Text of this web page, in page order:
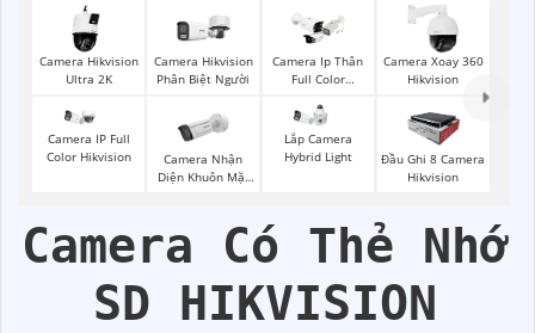
Camera Hikvision
Ultra 2K
Camera Hikvision
Phân Biệt Người
Camera Ip Thân
Full Color
Camera Xoay 360
Hikvision
Camera IP Full
Color Hikvision
Camera Nhận
Diện Khuôn Mặt
Lắp Camera
Hybrid Light
Đầu Ghi 8 Camera
Hikvision
Camera Có Thẻ Nhớ
SD HIKVISION